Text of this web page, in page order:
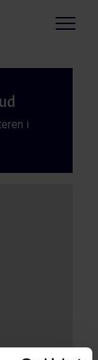
Menu
i